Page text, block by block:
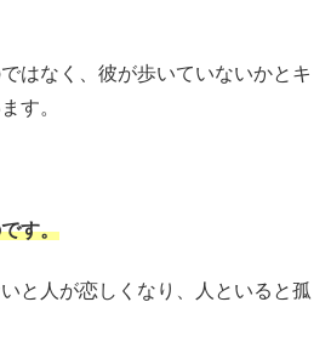
はなく、彼が歩いていないかとキ
す。
す。
と人が恋しくなり、人といると孤